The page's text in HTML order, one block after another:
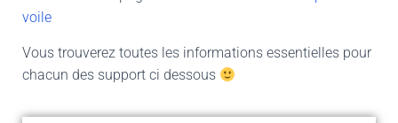
voile
Vous trouverez toutes les informations essentielles pour
chacun des support ci dessous